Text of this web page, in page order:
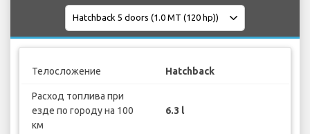
Телосложение Hatchback
Расход топлива при
езде по городу на 100
км
6.3 l